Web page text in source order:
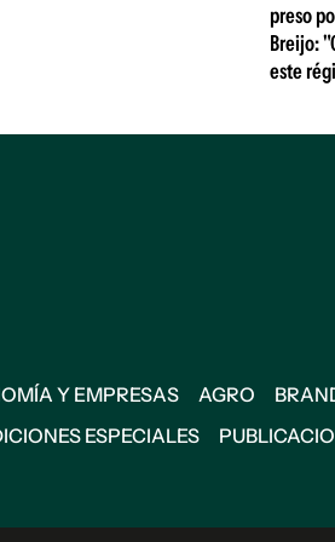
preso
Breijo:
este
Y EMPRESAS AGRO
ESPECIALES